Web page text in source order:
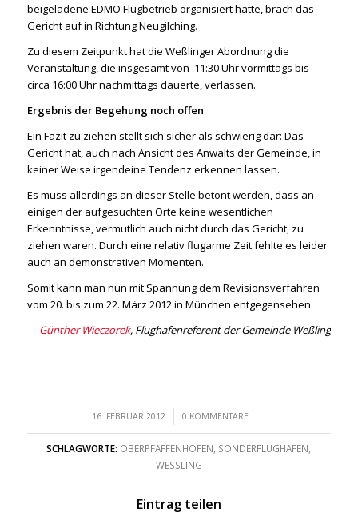
beigeladene EDMO Flugbetrieb organisiert hatte, brach das
Gericht auf in Richtung Neugilching.
Zu diesem Zeitpunkt hat die Weßlinger Abordnung die
Veranstaltung, die insgesamt von 11:30 Uhr vormittags bis
circa 16:00 Uhr nachmittags dauerte, verlassen.
Ergebnis der Begehung noch offen
Ein Fazit zu ziehen stellt sich sicher als schwierig dar: Das
Gericht hat, auch nach Ansicht des Anwalts der Gemeinde, in
keiner Weise irgendeine Tendenz erkennen lassen.
Es muss allerdings an dieser Stelle betont werden, dass an
einigen der aufgesuchten Orte keine wesentlichen
Erkenntnisse, vermutlich auch nicht durch das Gericht, zu
ziehen waren. Durch eine relativ flugarme Zeit fehlte es leider
auch an demonstrativen Momenten.
Somit kann man nun mit Spannung dem Revisionsverfahren
vom 20. bis zum 22. März 2012 in München entgegensehen.
Günther Wieczorek, Flughafenreferent der Gemeinde Weßling
16. FEBRUAR 2012
/ 0 KOMMENTARE
/
SCHLAGWORTE: OBERPFAFFENHOFEN SONDERFLUGHAFEN
WESSLING
Eintrag teilen